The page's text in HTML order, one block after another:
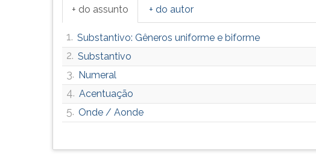
+ do assunto + do autor
1. Substantivo: Gêneros uniforme e biforme
2. Substantivo
3. Numeral
4. Acentuação
5. Onde / Aonde